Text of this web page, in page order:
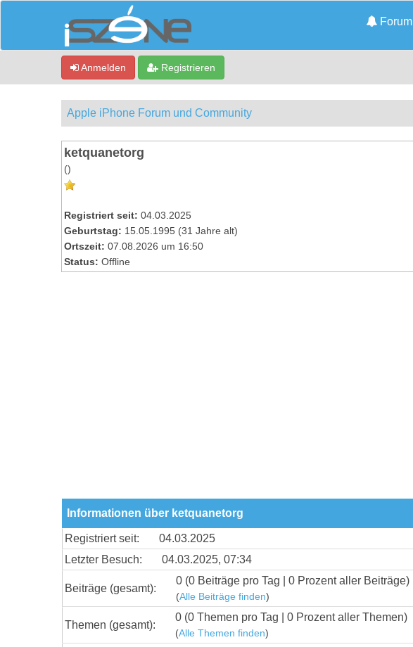
Forum
Anmelden Registrieren
Apple iPhone Forum und Community
ketquanetorg
()
Registriert seit: 04.03.2025
Geburtstag: 15.05.1995 (31 Jahre alt)
Ortszeit: 07.08.2026 um 16:50
Status: Offline
Informationen über ketquanetorg
Registriert seit:
04.03.2025
Letzter Besuch:
04.03.2025, 07:34
Beiträge (gesamt):
0 (0 Beiträge pro Tag | 0 Prozent aller Beiträge)
(Alle Beiträge finden)
Themen (gesamt):
0 (0 Themen pro Tag | 0 Prozent aller Themen)
(Alle Themen finden)